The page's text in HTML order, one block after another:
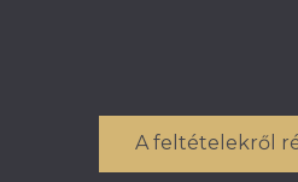
A feltételekről